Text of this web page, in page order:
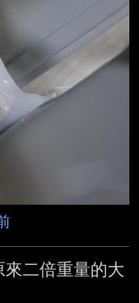
--
二倍重量的大